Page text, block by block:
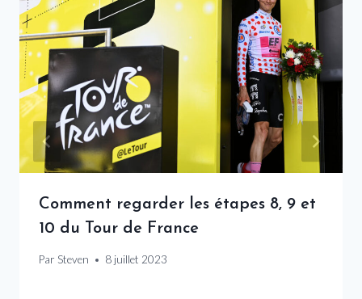
Comment regarder les étapes 8, 9 et
10 du Tour de France
Par Steven 8 juillet 2023